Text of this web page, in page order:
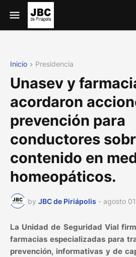
Inicio Presidencia
Unasev y
acordaron
prevención para
conductores
contenido en
homeopáticos.
by JBC de Piriápolis - agosto
La Unidad de Seguridad Vial
farmacias especializadas para
prevención, informativas y de